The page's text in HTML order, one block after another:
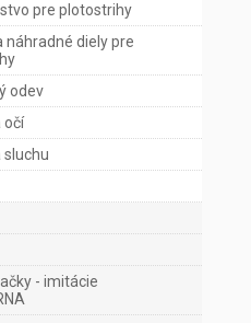
pre plotostrihy
náhradné diely pre
odev
očí
sluchu
- imitácie